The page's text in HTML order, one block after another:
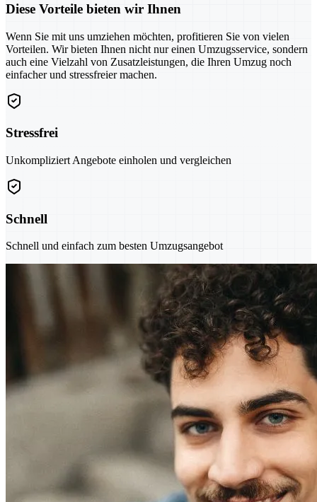
Diese Vorteile bieten wir Ihnen
Wenn Sie mit uns umziehen möchten, profitieren Sie von vielen
Vorteilen. Wir bieten Ihnen nicht nur einen Umzugsservice, sondern
auch eine Vielzahl von Zusatzleistungen, die Ihren Umzug noch
einfacher und stressfreier machen.
Stressfrei
Unkompliziert Angebote einholen und vergleichen
Schnell
Schnell und einfach zum besten Umzugsangebot